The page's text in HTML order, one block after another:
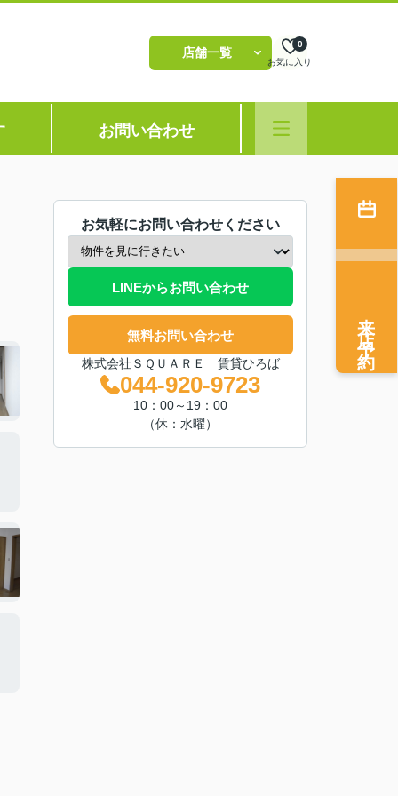
店舗一覧
お気に入り
0
お問い合わせ
お気軽にお問い合わせください
LINEからお問い合わせ
無料お問い合わせ
株式会社ＳＱＵＡＲＥ 賃貸ひろば
044-920-9723
10：00～19：00
（休：水曜）
来店予約